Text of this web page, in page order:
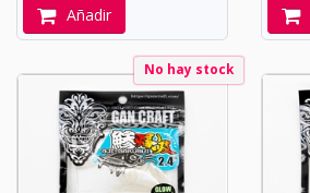
Añadir
No hay stock